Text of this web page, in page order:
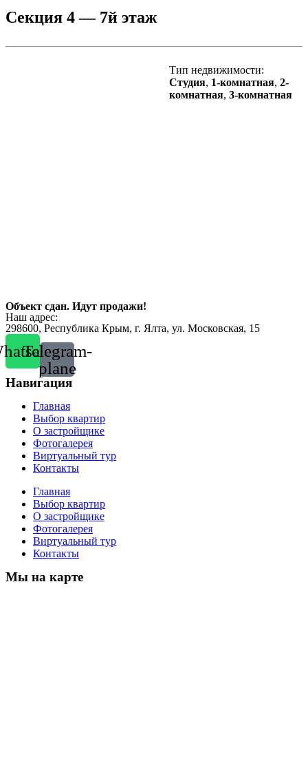
Секция 4 — 7й этаж
Тип недвижимости:
Студия, 1-комнатная, 2-
комнатная, 3-комнатная
Объект сдан. Идут продажи!
Наш адрес:
298600, Республика Крым, г. Ялта, ул. Московская, 15
Telegram-
plane
Навигация
Главная
Выбор квартир
О застройщике
Фотогалерея
Виртуальный тур
Контакты
Главная
Выбор квартир
О застройщике
Фотогалерея
Виртуальный тур
Контакты
Мы на карте